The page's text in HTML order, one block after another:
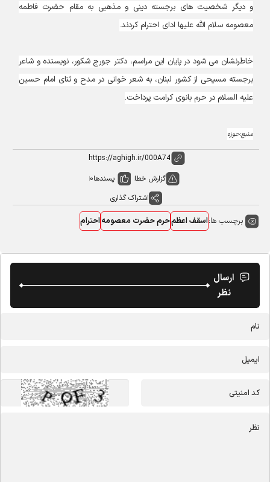
و دیگر شخصیت های برجسته دینی و مذهبی به مقام حضرت فاطمه
معصومه سلام الله علیها ادای احترام کردند.
خاطرنشان می شود در پایان این مراسم، دکتر جورج شکور، نویسنده و شاعر
برجسته مسیحی از کشور لبنان، به شعر خوانی در مدح و ثنای امام حسین
علیه السلام در حرم بانوی کرامت پرداخت.
منبع:حوزه
گزارش خطا پسندها0
اشتراک گذاری
برچسب ها:اسقف اعظمحرم حضرت معصومهاحترام
ارسال
نظر